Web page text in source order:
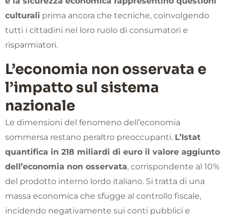
culturali prima ancora che tecniche, coinvolgendo
tutti i cittadini nel loro ruolo di consumatori e
risparmiatori.
L’economia non osservata e
l’impatto sul sistema
nazionale
Le dimensioni del fenomeno dell’economia
sommersa restano peraltro preoccupanti. L’Istat
quantifica in 218 miliardi di euro il valore aggiunto
dell’economia non osservata, corrispondente al 10%
del prodotto interno lordo italiano. Si tratta di una
massa economica che sfugge al controllo fiscale,
incidendo negativamente sui conti pubblici e